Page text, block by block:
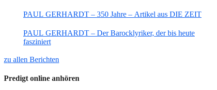
PAUL GERHARDT – 350 Jahre – Artikel aus DIE ZEIT
PAUL GERHARDT – Der Barocklyriker, der bis heute
fasziniert
zu allen Berichten
Predigt online anhören